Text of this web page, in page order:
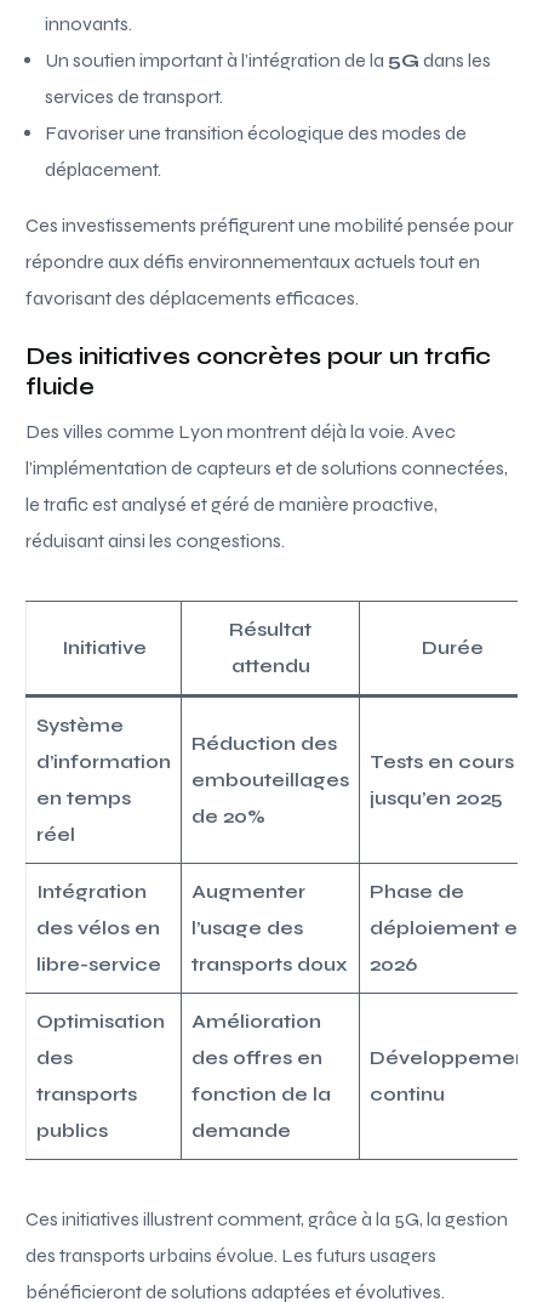
innovants.
Un soutien important à l’intégration de la 5G dans les
services de transport.
Favoriser une transition écologique des modes de
déplacement.
Ces investissements préfigurent une mobilité pensée pour
répondre aux défis environnementaux actuels tout en
favorisant des déplacements efficaces.
Des initiatives concrètes pour un trafic
fluide
Des villes comme Lyon montrent déjà la voie. Avec
l’implémentation de capteurs et de solutions connectées,
le trafic est analysé et géré de manière proactive,
réduisant ainsi les congestions.
Initiative
Résultat
attendu
Durée
Système
d’information
en temps
réel
Réduction des
embouteillages
de 20%
Tests en cours
jusqu’en 2025
Intégration
des vélos en
libre-service
Augmenter
l’usage des
transports doux
Phase de
déploiement en
2026
Optimisation
des
transports
publics
Amélioration
des offres en
fonction de la
demande
Développement
continu
Ces initiatives illustrent comment, grâce à la 5G, la gestion
des transports urbains évolue. Les futurs usagers
bénéficieront de solutions adaptées et évolutives.